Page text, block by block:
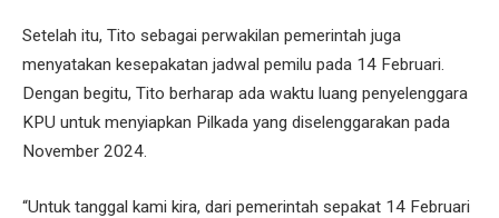
Setelah itu, Tito sebagai perwakilan pemerintah juga
menyatakan kesepakatan jadwal pemilu pada 14 Februari.
Dengan begitu, Tito berharap ada waktu luang penyelenggara
KPU untuk menyiapkan Pilkada yang diselenggarakan pada
November 2024.
“Untuk tanggal kami kira, dari pemerintah sepakat 14 Februari